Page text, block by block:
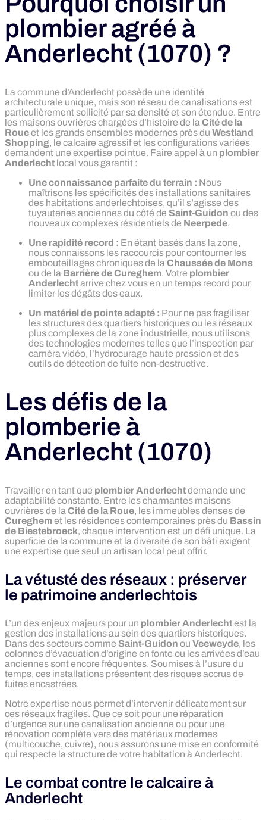
plombier agréé à
Anderlecht (1070) ?
La commune d’Anderlecht possède une identité
architecturale unique, mais son réseau de canalisations est
particulièrement sollicité par sa densité et son étendue. Entre
les maisons ouvrières chargées d’histoire de la Cité de la
Roueet les grands ensembles modernes près du Westland
Shopping, le calcaire agressif et les configurations variées
demandent une expertise pointue. Faire appel à un plombier
Anderlecht local vous garantit :
Une connaissance parfaite du terrain : Nous
maîtrisons les spécificités des installations sanitaires
des habitations anderlechtoises, qu’il s’agisse des
tuyauteries anciennes du côté de Saint-Guidon ou des
nouveaux complexes résidentiels de Neerpede.
Une rapidité record : En étant basés dans la zone,
nous connaissons les raccourcis pour contourner les
embouteillages chroniques de la Chaussée de Mons
ou de la Barrière de Cureghem. Votre plombier
Anderlechtarrive chez vous en un temps record pour
limiter les dégâts des eaux.
Un matériel de pointe adapté : Pour ne pas fragiliser
les structures des quartiers historiques ou les réseaux
plus complexes de la zone industrielle, nous utilisons
des technologies modernes telles que l’inspection par
caméra vidéo, l’hydrocurage haute pression et des
outils de détection de fuite non-destructive.
Les défis de la
plomberie à
Anderlecht (1070)
Travailler en tant que plombier Anderlechtdemande une
adaptabilité constante. Entre les charmantes maisons
ouvrières de la Cité de la Roue, les immeubles denses de
Cureghemet les résidences contemporaines près du Bassin
de Biestebroeck, chaque intervention est un défi unique. La
superficie de la commune et la diversité de son bâti exigent
une expertise que seul un artisan local peut offrir.
La vétusté des réseaux : préserver
le patrimoine anderlechtois
L’un des enjeux majeurs pour un plombier Anderlechtest la
gestion des installations au sein des quartiers historiques.
Dans des secteurs comme Saint-Guidon ou Veeweyde, les
colonnes d’évacuation d’origine en fonte ou les arrivées d’eau
anciennes sont encore fréquentes. Soumises à l’usure du
temps, ces installations présentent des risques accrus de
fuites encastrées.
Notre expertise nous permet d’intervenir délicatement sur
ces réseaux fragiles. Que ce soit pour une réparation
d’urgence sur une canalisation ancienne ou pour une
rénovation complète vers des matériaux modernes
(multicouche, cuivre), nous assurons une mise en conformité
qui respecte la structure de votre habitation à Anderlecht.
Le combat contre le calcaire à
Anderlecht